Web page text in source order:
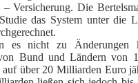
– Versicherung. Die
das System unter die
es nicht zu Änderungen
Bund und Ländern von
über 20 Milliarden Euro